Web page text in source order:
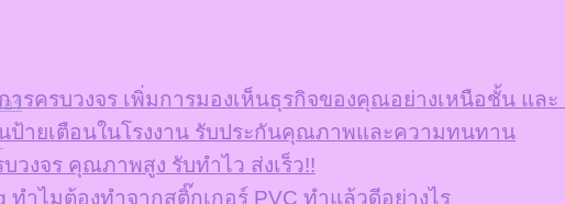
อร์รครบวงจร เพิ่มการมองเห็นธุรกิจของคุณอย่างเหนือชั้น และ
ป้ายเตือนในโรงงาน รับประกันคุณภาพและความทนทาน
วงจร คุณภาพสูง รับทําไว ส่งเร็ว!!
ทำไมต้องทำจากสติ๊กเกอร์ PVC ทำแล้วดีอย่างไร